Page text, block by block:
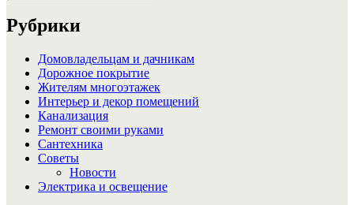
Рубрики
Домовладельцам и дачникам
Дорожное покрытие
Жителям многоэтажек
Интерьер и декор помещений
Канализация
Ремонт своими руками
Сантехника
Советы
Новости
Электрика и освещение